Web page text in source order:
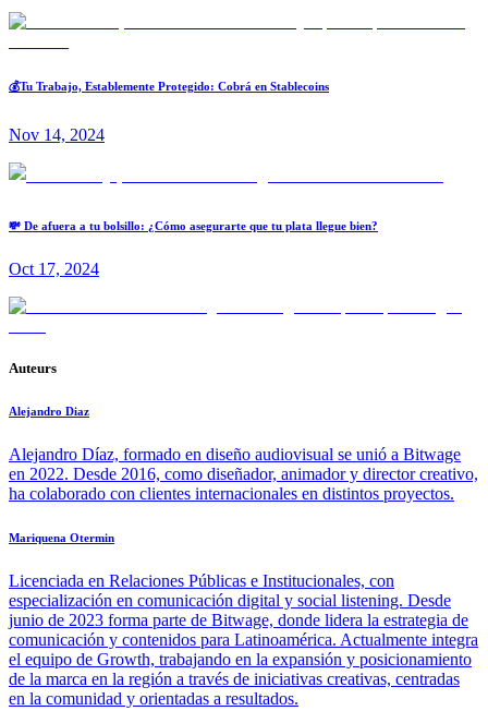
💰Tu Trabajo, Establemente Protegido: Cobrá en Stablecoins
Nov 14, 2024
💸 De afuera a tu bolsillo: ¿Cómo asegurarte que tu plata llegue bien?
Oct 17, 2024
Auteurs
Alejandro Diaz
Alejandro Díaz, formado en diseño audiovisual se unió a Bitwage
en 2022. Desde 2016, como diseñador, animador y director creativo,
ha colaborado con clientes internacionales en distintos proyectos.
Mariquena Otermin
Licenciada en Relaciones Públicas e Institucionales, con
especialización en comunicación digital y social listening. Desde
junio de 2023 forma parte de Bitwage, donde lidera la estrategia de
comunicación y contenidos para Latinoamérica. Actualmente integra
el equipo de Growth, trabajando en la expansión y posicionamiento
de la marca en la región a través de iniciativas creativas, centradas
en la comunidad y orientadas a resultados.